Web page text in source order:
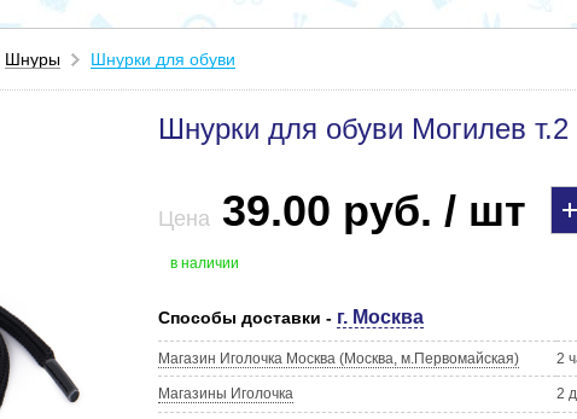
Шнуры Шнурки для обуви
Шнурки для обуви Могилев
Цена 39.00 руб. / шт
в наличии
Способы доставки - г. Москва
Магазин Иголочка Москва (Москва, м.Первомайская) 2
Магазины Иголочка 2